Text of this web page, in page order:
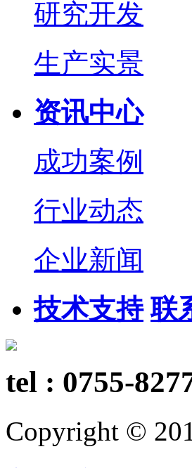
研究开发
生产实景
资讯中心
成功案例
行业动态
企业新闻
技术支持 联
tel : 0755-
Copyright ©